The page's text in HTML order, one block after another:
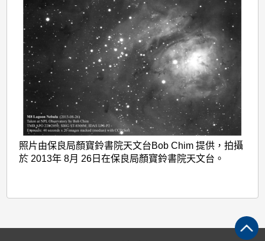
照片由保良局顏寶鈴書院天文台Bob Chim 提供，拍攝
於 2013年 8月 26日在保良局顏寶鈴書院天文台。